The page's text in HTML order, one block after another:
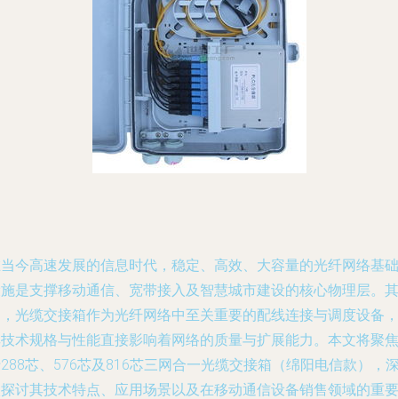
今高速发展的信息时代，稳定、高效、大容量的光纤网络基础
是支撑移动通信、宽带接入及智慧城市建设的核心物理层。其
光缆交接箱作为光纤网络中至关重要的配线连接与调度设备，
术规格与性能直接影响着网络的质量与扩展能力。本文将聚焦
芯、576芯及816芯三网合一光缆交接箱（绵阳电信款），
讨其技术特点、应用场景以及在移动通信设备销售领域的重要